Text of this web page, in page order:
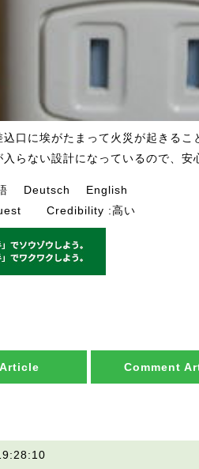
込口に埃がたまって火災が起きる
らない設計になっているので、安
Deutsch
English
Credibility 高い
Comment